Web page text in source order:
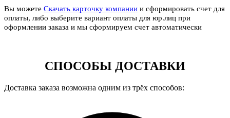
Вы можете Скачать карточку компании и сформировать счет для
оплаты, либо выберите вариант оплаты для юр.лиц при
оформлении заказа и мы сформируем счет автоматически
СПОСОБЫ ДОСТАВКИ
Доставка заказа возможна одним из трёх способов: